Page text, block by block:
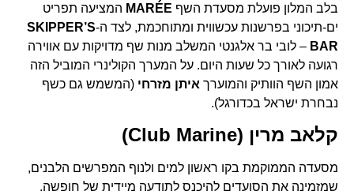
בלב המלון פועלת מסעדת השףMARÉEהמציעה תפריט
ים-תיכוני בפרשנות עכשווית ומתוחכמת, לצד ה-SKIPPER’S
BAR– לובי בר אלגנטי המשלב מנות שף מדויקות עם אווירה
רגועה לאורך כל שעות היום. על המערך הקולינרי המוביל הזה
אמון השף הוותיק והמוערךאיתן מזרחי(המשמש גם כשף
נבחרת ישראל בכדורגל).
קלאב מרין (Club Marine)
מסעדה הממוקמת בקו ראשון למים ולנוף המפרשים הלבנים,
שמזמינה את הסועדים להיכנס לתודעה מיידית של חופשה.